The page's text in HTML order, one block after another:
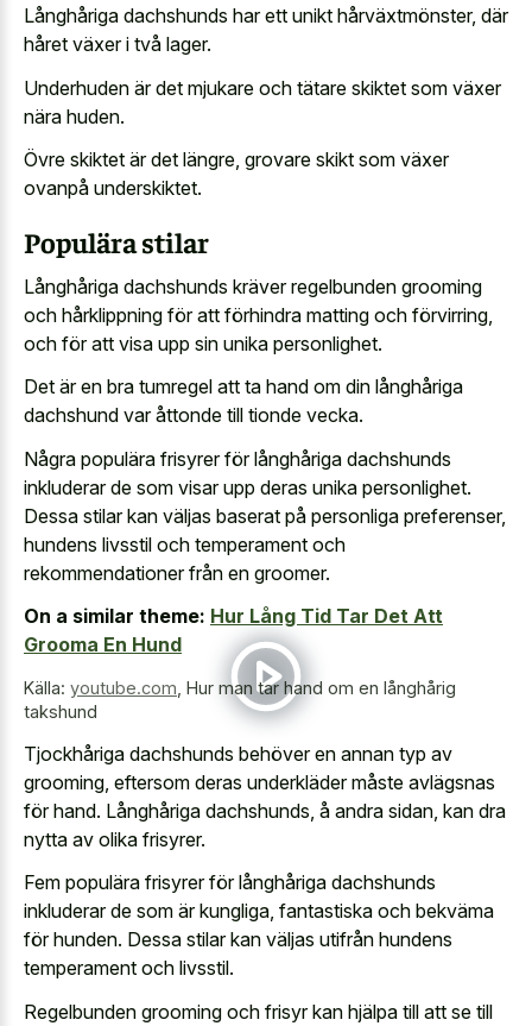
Långhåriga dachshunds har ett unikt hårväxtmönster, där
håret växer i två lager.
Underhuden är det mjukare och tätare skiktet som växer
nära huden.
Övre skiktet är det längre, grovare skikt som växer
ovanpå underskiktet.
Populära stilar
Långhåriga dachshunds kräver regelbunden grooming
och hårklippning för att förhindra matting och förvirring,
och för att visa upp sin unika personlighet.
Det är en bra tumregel att ta hand om din långhåriga
dachshund var åttonde till tionde vecka.
Några populära frisyrer för långhåriga dachshunds
inkluderar de som visar upp deras unika personlighet.
Dessa stilar kan väljas baserat på personliga preferenser,
hundens livsstil och temperament och
rekommendationer från en groomer.
On a similar theme: Hur Lång Tid Tar Det Att
Grooma En Hund
Källa: youtube.com Hur man tar hand om en långhårig
takshund
Tjockhåriga dachshunds behöver en annan typ av
grooming, eftersom deras underkläder måste avlägsnas
för hand. Långhåriga dachshunds, å andra sidan, kan dra
nytta av olika frisyrer.
Fem populära frisyrer för långhåriga dachshunds
inkluderar de som är kungliga, fantastiska och bekväma
för hunden. Dessa stilar kan väljas utifrån hundens
temperament och livsstil.
Regelbunden grooming och frisyr kan hjälpa till att se till